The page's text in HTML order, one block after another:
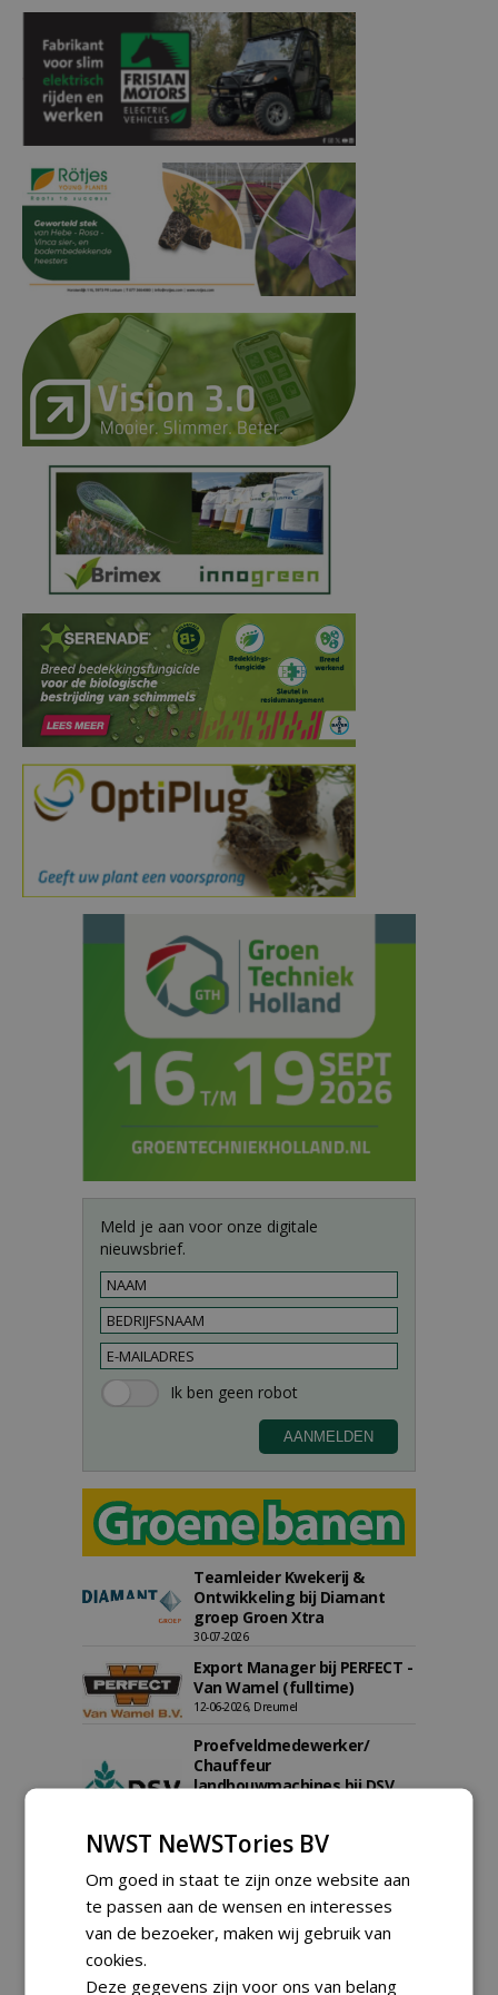
Meld je aan voor onze digitale
nieuwsbrief.
Teamleider Kwekerij &
Ontwikkeling bij Diamant
groep Groen Xtra
30-07-2026
Export Manager bij PERFECT -
Van Wamel (fulltime)
12-06-2026, Dreumel
Proefveldmedewerker/
Chauffeur
landbouwmachines bij DSV
Kasmedewerker (fulltime) bij
DSV zaden Nederland B.V.
06-08-2026, Ven-Zelderheide
Allround
NWST NeWSTories BV
Om goed in staat te zijn onze website aan
te passen aan de wensen en interesses
van de bezoeker, maken wij gebruik van
cookies.
Deze gegevens zijn voor ons van belang